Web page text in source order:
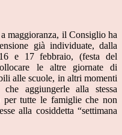
maggioranza, il Consiglio ha
già individuate, dalla
e 17 febbraio, (festa del
le altre giornate di
alle scuole, in altri momenti
aggiungerle alla stessa
per tutte le famiglie che non
alla cosiddetta “settimana